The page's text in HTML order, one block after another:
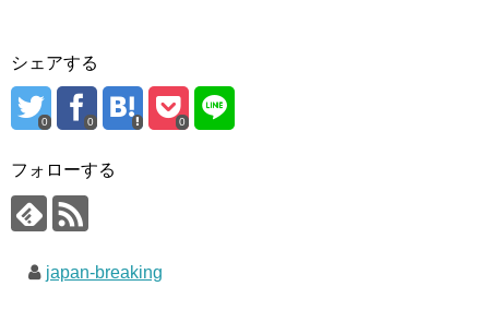
シェアする
0 0 0
フォローする
japan-breaking